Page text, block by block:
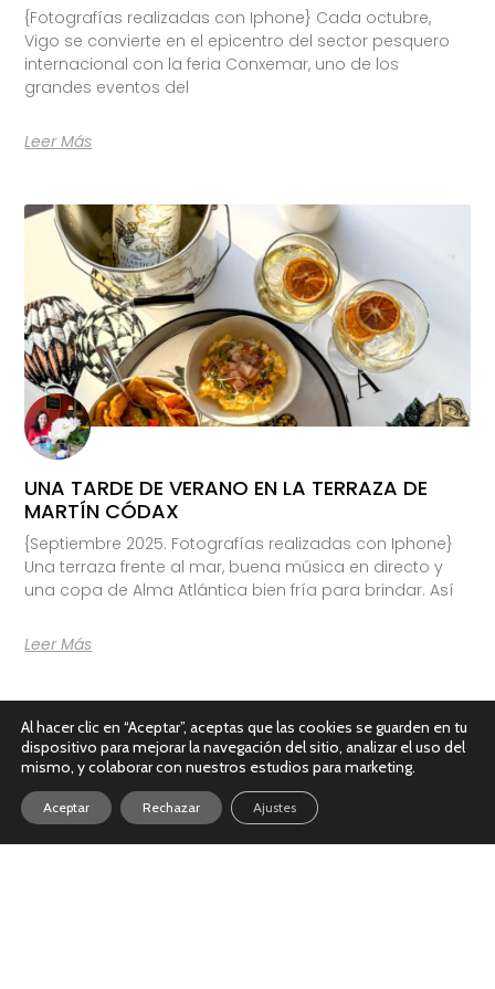
{Fotografías realizadas con Iphone} Cada octubre,
Vigo se convierte en el epicentro del sector pesquero
internacional con la feria Conxemar, uno de los
grandes eventos del
Leer Más
UNA TARDE DE VERANO EN LA TERRAZA DE
MARTÍN CÓDAX
{Septiembre 2025. Fotografías realizadas con Iphone}
Una terraza frente al mar, buena música en directo y
una copa de Alma Atlántica bien fría para brindar. Así
Leer Más
Al hacer clic en “Aceptar”, aceptas que las cookies se guarden en tu
dispositivo para mejorar la navegación del sitio, analizar el uso del
mismo, y colaborar con nuestros estudios para marketing.
Aceptar Rechazar Ajustes